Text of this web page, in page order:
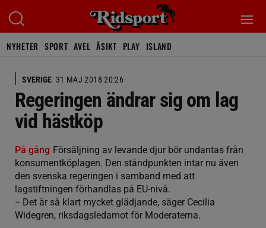
NYHETER SPORT AVEL ÅSIKT PLAY ISLAND
SVERIGE 31 MAJ 2018 20:26
Regeringen ändrar sig om lag
vid hästköp
På gång Försäljning av levande djur bör undantas från
konsumentköplagen. Den ståndpunkten intar nu även
den svenska regeringen i samband med att
lagstiftningen förhandlas på EU-nivå.
− Det är så klart mycket glädjande, säger Cecilia
Widegren, riksdagsledamot för Moderaterna.